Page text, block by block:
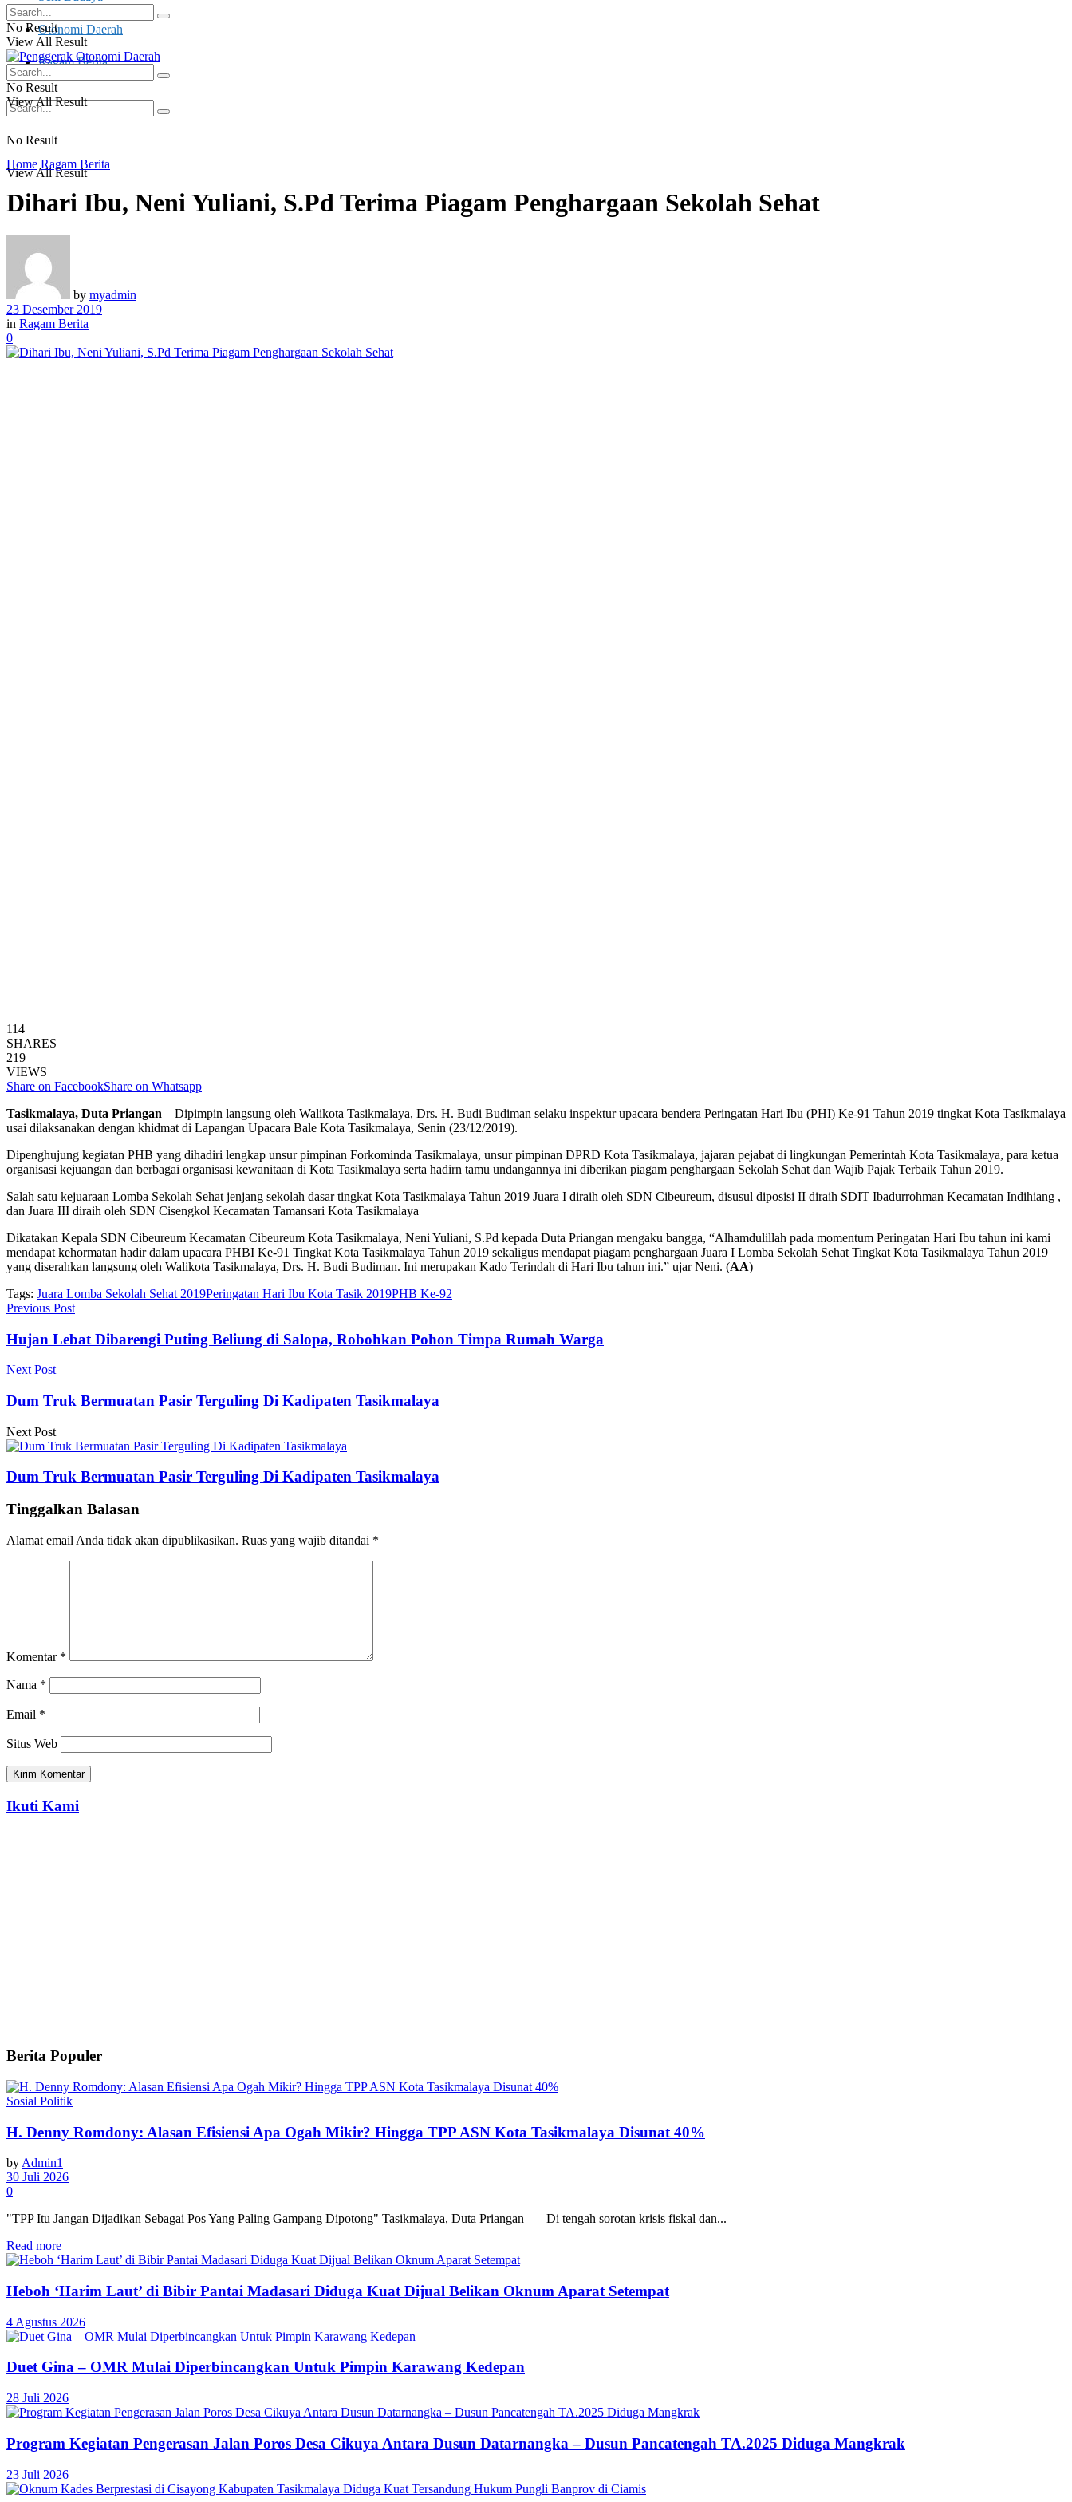
Otonomi Daerah
Ragam Berita
No Result
View All Result
No Result
View All Result
No Result
View All Result
Home Ragam Berita
Dihari Ibu, Neni Yuliani, S.Pd Terima Piagam Penghargaan Sekolah Sehat
by myadmin
23 Desember 2019
in Ragam Berita
0
114
SHARES
219
VIEWS
Share on FacebookShare on Whatsapp
Tasikmalaya, Duta Priangan – Dipimpin langsung oleh Walikota Tasikmalaya, Drs. H. Budi Budiman selaku inspektur upacara bendera Peringatan Hari Ibu (PHI) Ke-91 Tahun 2019 tingkat Kota Tasikmalaya
usai dilaksanakan dengan khidmat di Lapangan Upacara Bale Kota Tasikmalaya, Senin (23/12/2019).
Dipenghujung kegiatan PHB yang dihadiri lengkap unsur pimpinan Forkominda Tasikmalaya, unsur pimpinan DPRD Kota Tasikmalaya, jajaran pejabat di lingkungan Pemerintah Kota Tasikmalaya, para ketua
organisasi kejuangan dan berbagai organisasi kewanitaan di Kota Tasikmalaya serta hadirn tamu undangannya ini diberikan piagam penghargaan Sekolah Sehat dan Wajib Pajak Terbaik Tahun 2019.
Salah satu kejuaraan Lomba Sekolah Sehat jenjang sekolah dasar tingkat Kota Tasikmalaya Tahun 2019 Juara I diraih oleh SDN Cibeureum, disusul diposisi II diraih SDIT Ibadurrohman Kecamatan Indihiang ,
dan Juara III diraih oleh SDN Cisengkol Kecamatan Tamansari Kota Tasikmalaya
Dikatakan Kepala SDN Cibeureum Kecamatan Cibeureum Kota Tasikmalaya, Neni Yuliani, S.Pd kepada Duta Priangan mengaku bangga, “Alhamdulillah pada momentum Peringatan Hari Ibu tahun ini kami
mendapat kehormatan hadir dalam upacara PHBI Ke-91 Tingkat Kota Tasikmalaya Tahun 2019 sekaligus mendapat piagam penghargaan Juara I Lomba Sekolah Sehat Tingkat Kota Tasikmalaya Tahun 2019
yang diserahkan langsung oleh Walikota Tasikmalaya, Drs. H. Budi Budiman. Ini merupakan Kado Terindah di Hari Ibu tahun ini.” ujar Neni. (AA)
Tags: Juara Lomba Sekolah Sehat 2019Peringatan Hari Ibu Kota Tasik 2019PHB Ke-92
Previous Post
Hujan Lebat Dibarengi Puting Beliung di Salopa, Robohkan Pohon Timpa Rumah Warga
Next Post
Dum Truk Bermuatan Pasir Terguling Di Kadipaten Tasikmalaya
Next Post
Dum Truk Bermuatan Pasir Terguling Di Kadipaten Tasikmalaya
Tinggalkan Balasan
Alamat email Anda tidak akan dipublikasikan. Ruas yang wajib ditandai *
Komentar *
Nama *
Email *
Situs Web
Ikuti Kami
Berita Populer
Sosial Politik
H. Denny Romdony: Alasan Efisiensi Apa Ogah Mikir? Hingga TPP ASN Kota Tasikmalaya Disunat 40%
by Admin1
30 Juli 2026
0
"TPP Itu Jangan Dijadikan Sebagai Pos Yang Paling Gampang Dipotong" Tasikmalaya, Duta Priangan — Di tengah sorotan krisis fiskal dan...
Read more
Heboh ‘Harim Laut’ di Bibir Pantai Madasari Diduga Kuat Dijual Belikan Oknum Aparat Setempat
4 Agustus 2026
Duet Gina – OMR Mulai Diperbincangkan Untuk Pimpin Karawang Kedepan
28 Juli 2026
Program Kegiatan Pengerasan Jalan Poros Desa Cikuya Antara Dusun Datarnangka – Dusun Pancatengah TA.2025 Diduga Mangkrak
23 Juli 2026